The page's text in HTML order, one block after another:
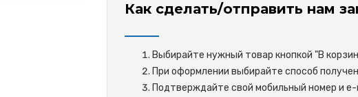
Как сделать/отправить нам
Выбирайте нужный товар кнопкой "В
При оформлении выбирайте способ
Подтверждайте свой